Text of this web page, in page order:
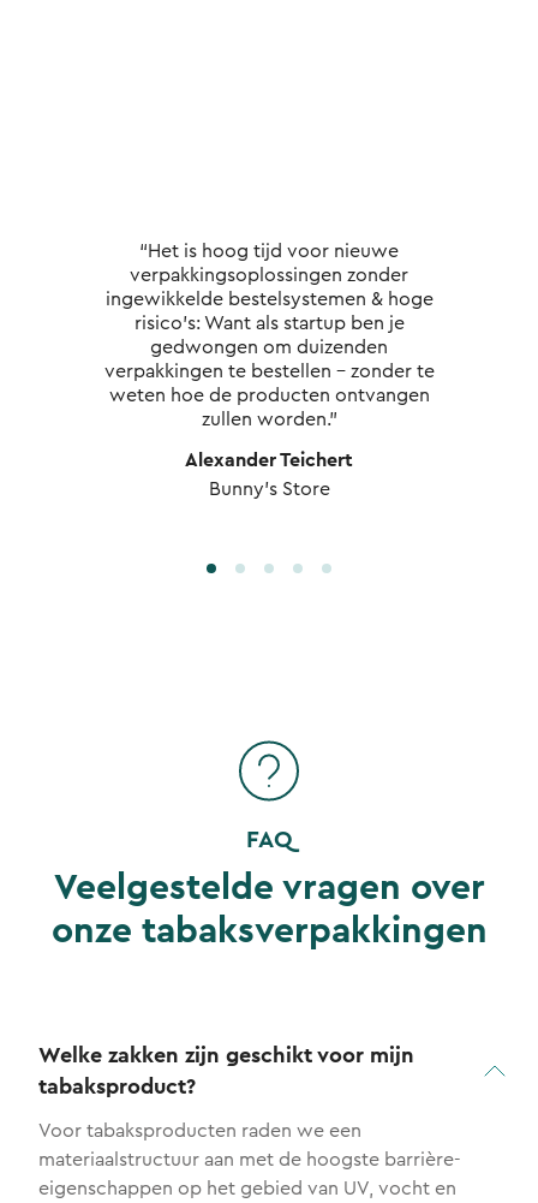
“Het is hoog tijd voor nieuwe
verpakkingsoplossingen zonder
ingewikkelde bestelsystemen & hoge
risico's: Want als startup ben je
gedwongen om duizenden
verpakkingen te bestellen - zonder te
weten hoe de producten ontvangen
zullen worden.”
Alexander Teichert
Bunny's Store
FAQ
Veelgestelde vragen over
onze tabaksverpakkingen
Welke zakken zijn geschikt voor mijn
tabaksproduct?
Voor tabaksproducten raden we een
materiaalstructuur aan met de hoogste barrière-
eigenschappen op het gebied van UV, vocht en